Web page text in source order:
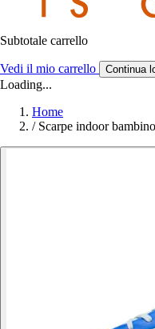
Subtotale carrello
Vedi il mio carrello Continua
Loading...
Home
/ Scarpe indoor